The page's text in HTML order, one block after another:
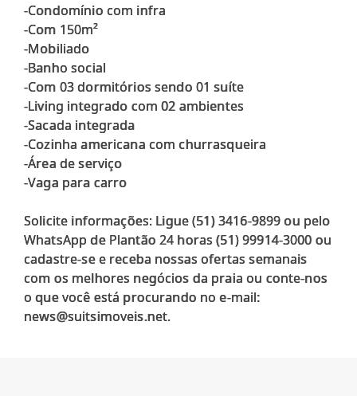
-Condomínio com infra
-Com 150m²
-Mobiliado
-Banho social
-Com 03 dormitórios sendo 01 suíte
-Living integrado com 02 ambientes
-Sacada integrada
-Cozinha americana com churrasqueira
-Área de serviço
-Vaga para carro
Solicite informações: Ligue (51) 3416-9899 ou pelo
WhatsApp de Plantão 24 horas (51) 99914-3000 ou
cadastre-se e receba nossas ofertas semanais
com os melhores negócios da praia ou conte-nos
o que você está procurando no e-mail: